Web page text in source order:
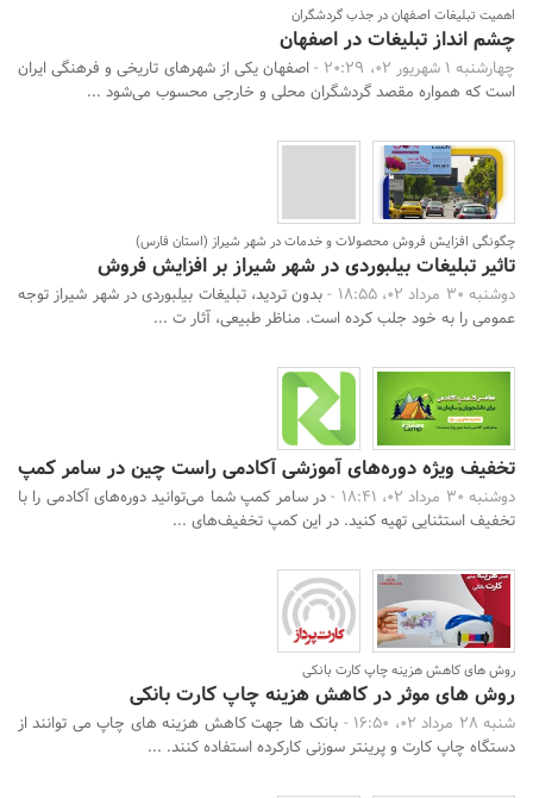
اهمیت تبلیغات اصفهان در جذب گردشگران
چشم انداز تبلیغات در اصفهان
چهارشنبه 1 شهریور 02، 20:29 -
اصفهان یکی از شهرهای تاریخی و فرهنگی ایران
است که همواره مقصد گردشگران محلی و خارجی محسوب می‌شود ...
چگونگی افزایش فروش محصولات و خدمات در شهر شیراز (استان فارس)
تاثیر تبلیغات بیلبوردی در شهر شیراز بر افزایش فروش
دوشنبه 30 مرداد 02، 18:55 -
بدون تردید، تبلیغات بیلبوردی در شهر شیراز توجه
عمومی را به خود جلب کرده است. مناظر طبیعی، آثار ت ...
تخفیف ویژه دوره‌های آموزشی آکادمی راست چین در سامر کمپ
دوشنبه 30 مرداد 02، 18:41 -
در سامر کمپ شما می‌توانید دوره‌های آکادمی را با
تخفیف‌ استثنایی تهیه کنید. در این کمپ تخفیف‌های ...
روش های کاهش هزینه چاپ کارت بانکی
روش های موثر در کاهش هزینه چاپ کارت بانکی
شنبه 28 مرداد 02، 16:50 -
بانک ها جهت کاهش هزینه های چاپ می توانند از
دستگاه چاپ کارت و پرینتر سوزنی کارکرده استفاده کنند. ...